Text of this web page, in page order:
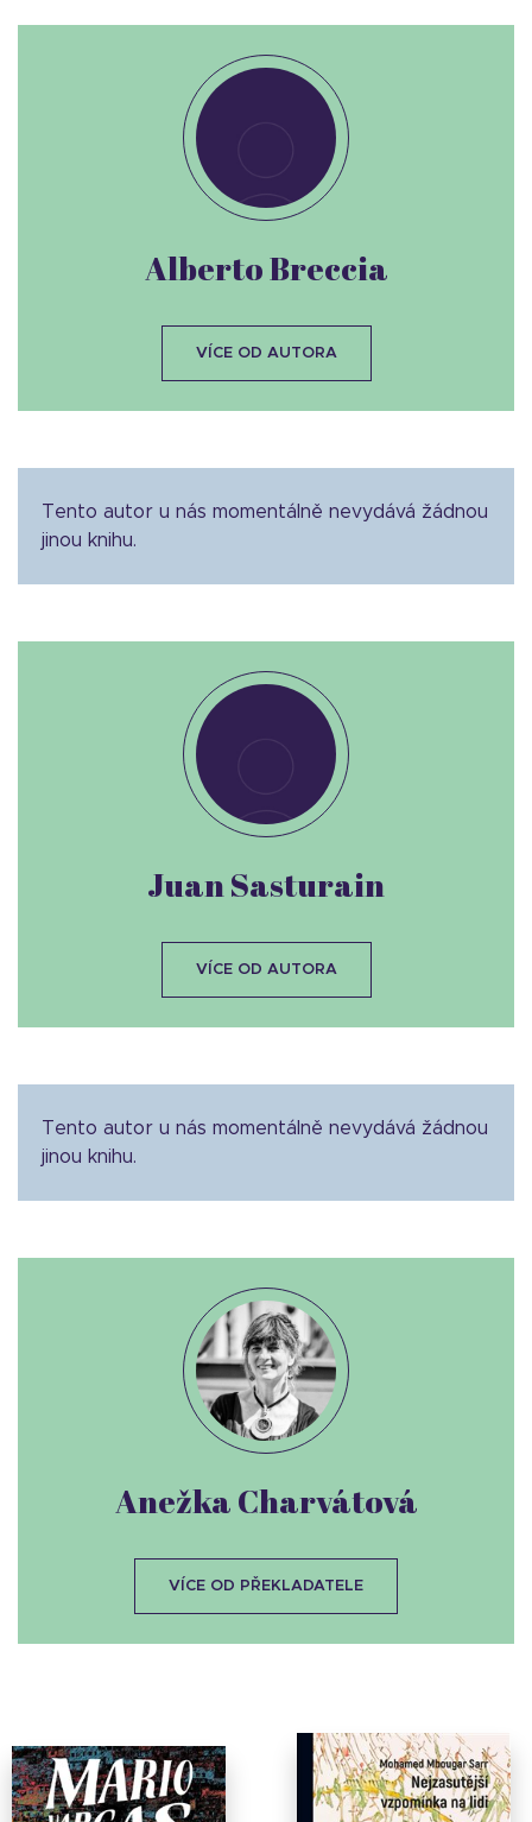
Tento autor u nás momentálně nevydává žádnou
jinou knihu.
Alberto Breccia
VÍCE OD AUTORA
Tento autor u nás momentálně nevydává žádnou
jinou knihu.
Juan Sasturain
VÍCE OD AUTORA
Anežka Charvátová
VÍCE OD PŘEKLADATELE